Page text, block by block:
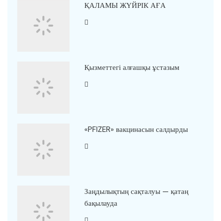
ҚАЛАМЫ ЖҮЙРІК АҒА
Қызметтегі алғашқы ұстазым
«PFIZER» вакцинасын салдырды
Заңдылықтың сақталуы — қатаң
бақылауда